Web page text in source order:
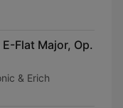
Flat Major, Op.
& Erich